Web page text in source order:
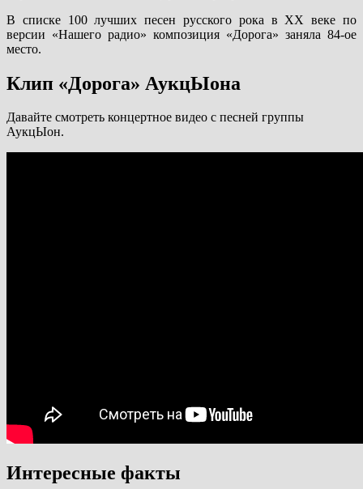
В списке 100 лучших песен русского рока в ХХ веке по
версии «Нашего радио» композиция «Дорога» заняла 84-ое
место.
Клип «Дорога» АукцЫона
Давайте смотреть концертное видео с песней группы
АукцЫон.
Интересные факты